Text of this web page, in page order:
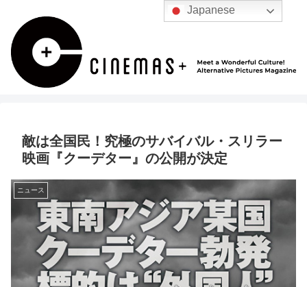
敵は全国民！究極のサバイバル・スリラー
映画『クーデター』の公開が決定
ニュース
Japanese